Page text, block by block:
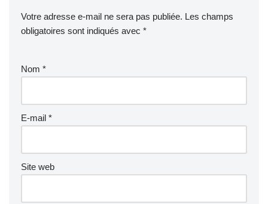
Votre adresse e-mail ne sera pas publiée. Les champs
obligatoires sont indiqués avec *
Nom *
E-mail *
Site web